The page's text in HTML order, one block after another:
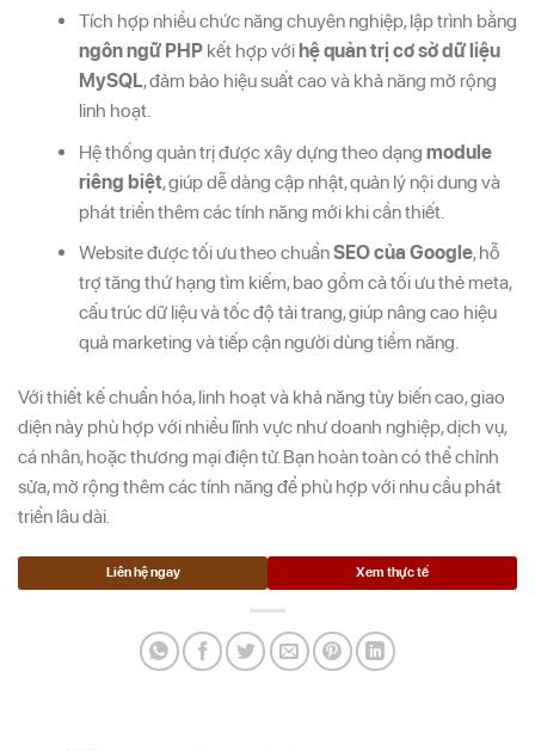
Tích hợp nhiều chức năng chuyên nghiệp, lập trình bằng
ngôn ngữ PHPkết hợp vớihệ quản trị cơ sở dữ liệu
MySQL, đảm bảo hiệu suất cao và khả năng mở rộng
linh hoạt.
Hệ thống quản trị được xây dựng theo dạng module
riêng biệt, giúp dễ dàng cập nhật, quản lý nội dung và
phát triển thêm các tính năng mới khi cần thiết.
Website được tối ưu theo chuẩnSEO của Google, hỗ
trợ tăng thứ hạng tìm kiếm, bao gồm cả tối ưu thẻ meta,
cấu trúc dữ liệu và tốc độ tải trang, giúp nâng cao hiệu
quả marketing và tiếp cận người dùng tiềm năng.
Với thiết kế chuẩn hóa, linh hoạt và khả năng tùy biến cao, giao
diện này phù hợp với nhiều lĩnh vực như doanh nghiệp, dịch vụ,
cá nhân, hoặc thương mại điện tử. Bạn hoàn toàn có thể chỉnh
sửa, mở rộng thêm các tính năng để phù hợp với nhu cầu phát
triển lâu dài.
Liên hệ ngay Xem thực tế